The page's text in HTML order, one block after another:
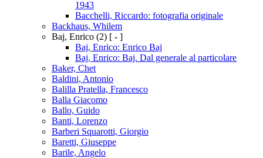
1943
Bacchelli, Riccardo: fotografia originale
Backhaus, Whilem
Baj, Enrico (2) [ - ]
Baj, Enrico: Enrico Baj
Baj, Enrico: Baj. Dal generale al particolare
Baker, Chet
Baldini, Antonio
Balilla Pratella, Francesco
Balla Giacomo
Ballo, Guido
Banti, Lorenzo
Barberi Squarotti, Giorgio
Baretti, Giuseppe
Barile, Angelo